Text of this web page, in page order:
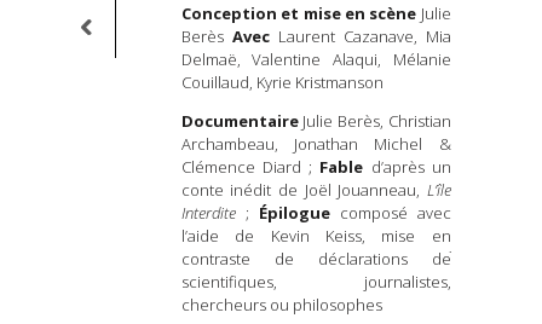
Conception et mise en scène Julie
Berès AvecLaurent Cazanave, Mia
Delmaë, Valentine Alaqui, Mélanie
Couillaud, Kyrie Kristmanson
DocumentaireJulie Berès, Christian
Archambeau, Jonathan Michel &
Clémence Diard ; Fable d’après un
conte inédit de Joël Jouanneau, L’île
Interdite; Épiloguecomposé avec
l’aide de Kevin Keiss, mise en
contraste de déclarations de
scientifiques, journalistes,
chercheurs ou philosophes